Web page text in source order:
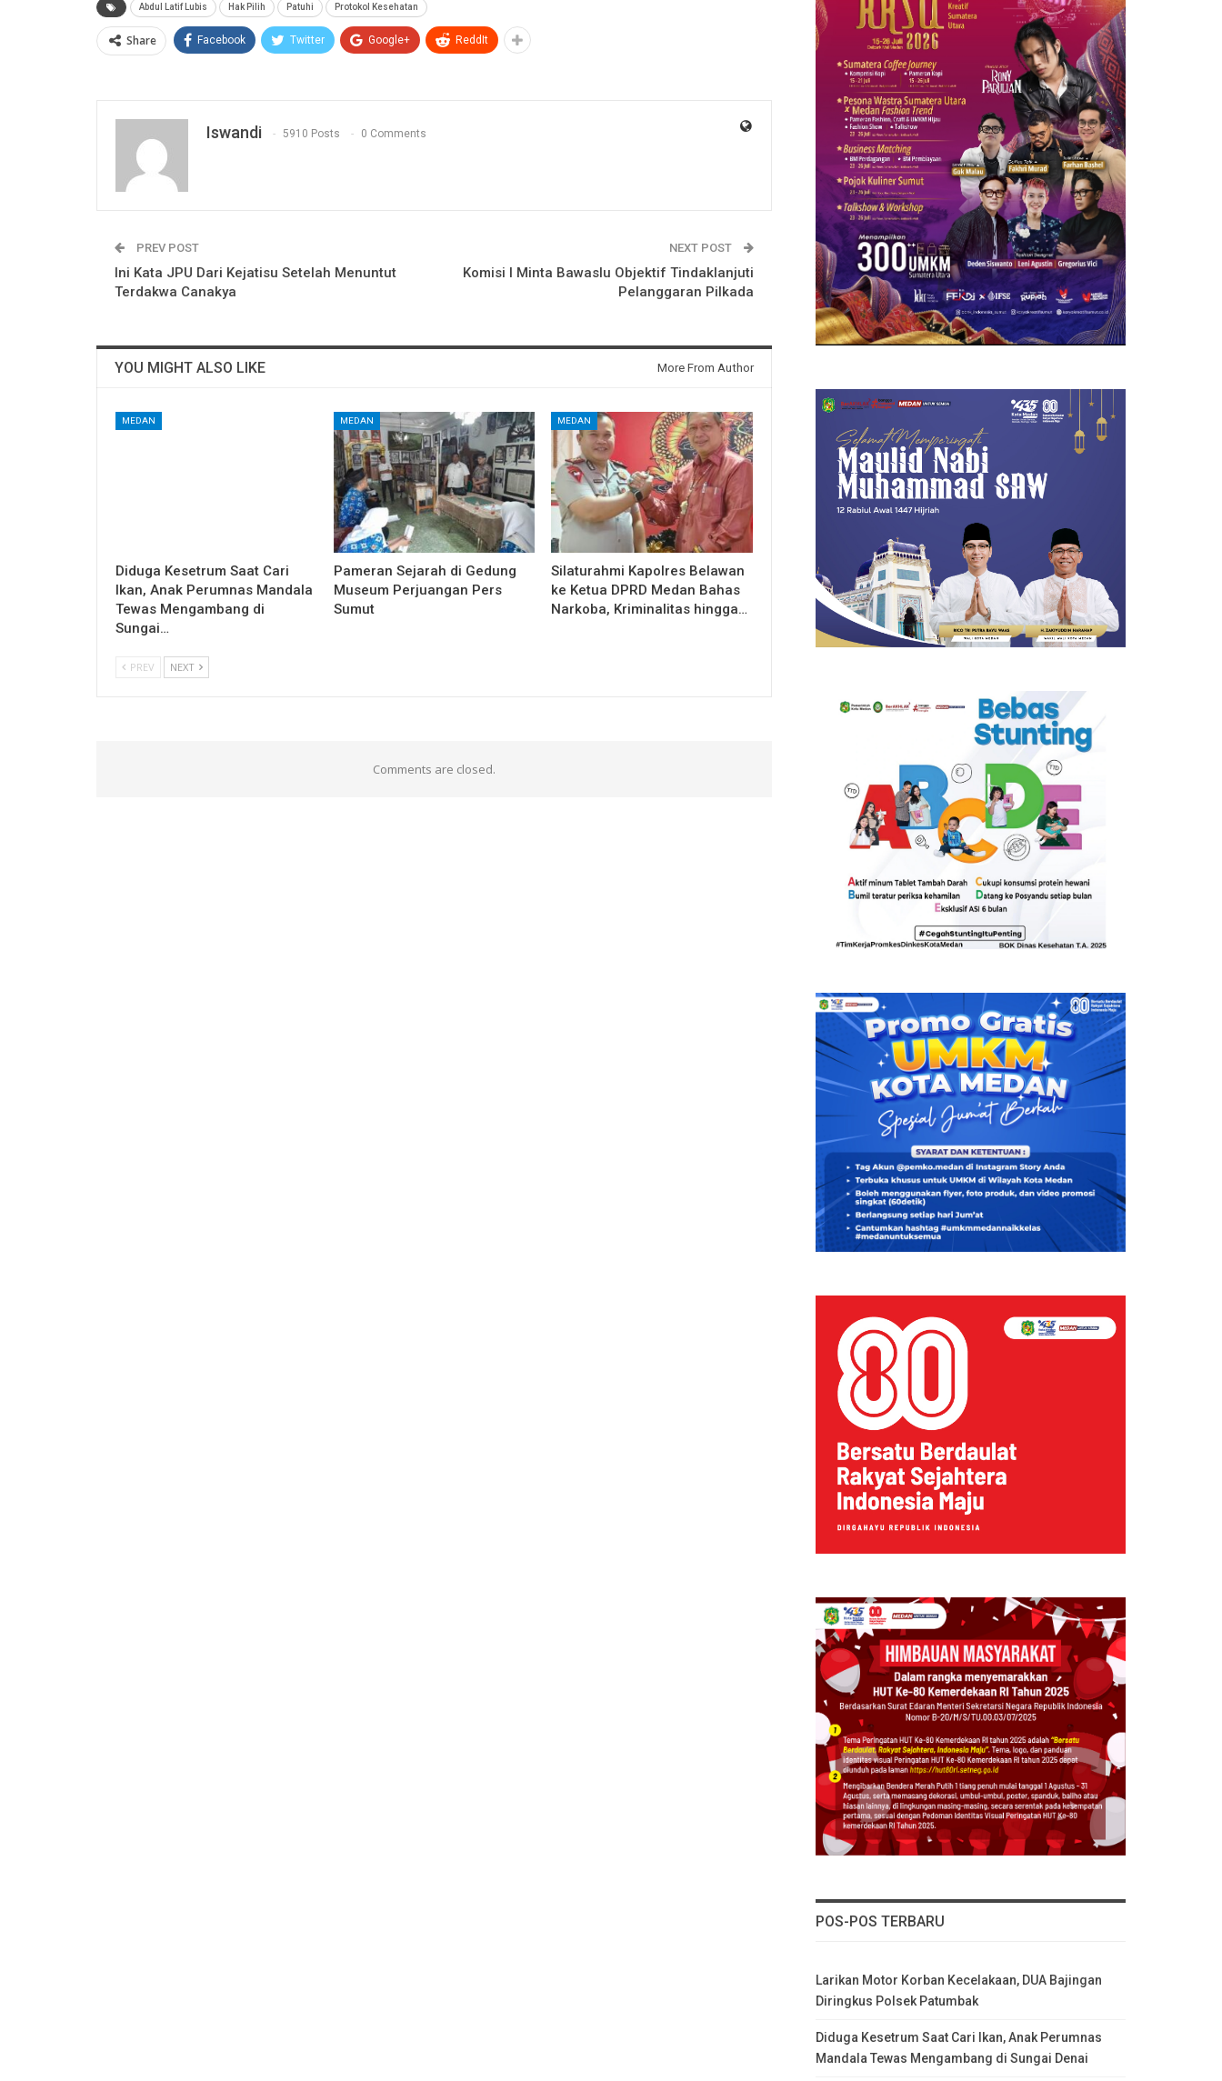
Abdul Latif Lubis Hak Pilih Patuhi Protokol Kesehatan
Share Facebook Twitter Google+ ReddIt
Iswandi 5910 Posts 0 Comments
PREV POST
Ini Kata JPU Dari Kejatisu Setelah Menuntut
Terdakwa Canakya
NEXT POST
Komisi I Minta Bawaslu Objektif Tindaklanjuti
Pelanggaran Pilkada
YOU MIGHT ALSO LIKE More From Author
MEDAN
Diduga Kesetrum Saat Cari
Ikan, Anak Perumnas Mandala
Tewas Mengambang di
Sungai…
MEDAN
Pameran Sejarah di Gedung
Museum Perjuangan Pers
Sumut
MEDAN
Silaturahmi Kapolres Belawan
ke Ketua DPRD Medan Bahas
Narkoba, Kriminalitas hingga…
PREV NEXT
Comments are closed.
POS-POS TERBARU
Larikan Motor Korban Kecelakaan, DUA Bajingan
Diringkus Polsek Patumbak
Diduga Kesetrum Saat Cari Ikan, Anak Perumnas
Mandala Tewas Mengambang di Sungai Denai